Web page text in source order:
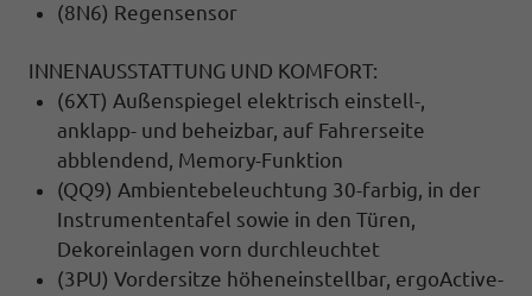
(8N6) Regensensor
INNENAUSSTATTUNG UND KOMFORT:
(6XT) Außenspiegel elektrisch einstell-,
anklapp- und beheizbar, auf Fahrerseite
abblendend, Memory-Funktion
(QQ9) Ambientebeleuchtung 30-farbig, in der
Instrumententafel sowie in den Türen,
Dekoreinlagen vorn durchleuchtet
(3PU) Vordersitze höheneinstellbar, ergoActive-